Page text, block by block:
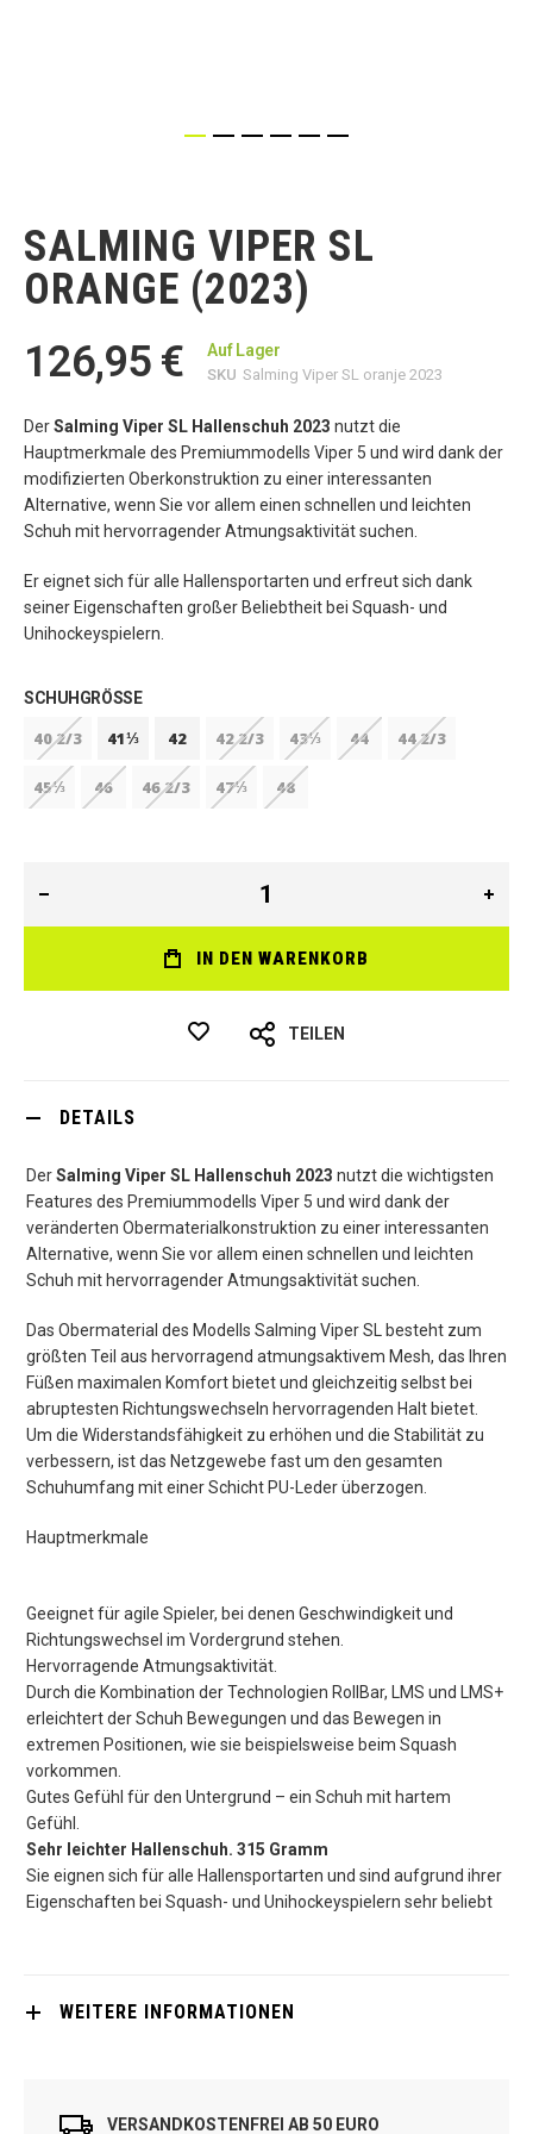
Bildgalerie
springen
SALMING VIPER SL
ORANGE (2023)
126,95 €
Auf Lager
SKU Salming Viper SL oranje 2023
DerSalming Viper SL Hallenschuh 2023 nutzt die
Hauptmerkmale des Premiummodells Viper 5 und wird dank der
modifizierten Oberkonstruktion zu einer interessanten
Alternative, wenn Sie vor allem einen schnellen und leichten
Schuh mit hervorragender Atmungsaktivität suchen.
Er eignet sich für alle Hallensportarten und erfreut sich dank
seiner Eigenschaften großer Beliebtheit bei Squash- und
Unihockeyspielern.
SCHUHGRÖSSE
40 2/3 41⅓ 42 42 2/3 43⅓ 44 44 2/3
45⅓ 46 46 2/3 47⅓ 48
IN DEN WARENKORB
TEILEN
DETAILS
DerSalming Viper SL Hallenschuh 2023 nutzt die wichtigsten
Features des Premiummodells Viper 5 und wird dank der
veränderten Obermaterialkonstruktion zu einer interessanten
Alternative, wenn Sie vor allem einen schnellen und leichten
Schuh mit hervorragender Atmungsaktivität suchen.
Das Obermaterial des Modells Salming Viper SL besteht zum
größten Teil aus hervorragend atmungsaktivem Mesh, das Ihren
Füßen maximalen Komfort bietet und gleichzeitig selbst bei
abruptesten Richtungswechseln hervorragenden Halt bietet.
Um die Widerstandsfähigkeit zu erhöhen und die Stabilität zu
verbessern, ist das Netzgewebe fast um den gesamten
Schuhumfang mit einer Schicht PU-Leder überzogen.
Hauptmerkmale
Geeignet für agile Spieler, bei denen Geschwindigkeit und
Richtungswechsel im Vordergrund stehen.
Hervorragende Atmungsaktivität.
Durch die Kombination der Technologien RollBar, LMS und LMS+
erleichtert der Schuh Bewegungen und das Bewegen in
extremen Positionen, wie sie beispielsweise beim Squash
vorkommen.
Gutes Gefühl für den Untergrund – ein Schuh mit hartem
Gefühl.
Sehr leichter Hallenschuh. 315 Gramm
Sie eignen sich für alle Hallensportarten und sind aufgrund ihrer
Eigenschaften bei Squash- und Unihockeyspielern sehr beliebt
WEITERE INFORMATIONEN
VERSANDKOSTENFREI AB 50 EURO